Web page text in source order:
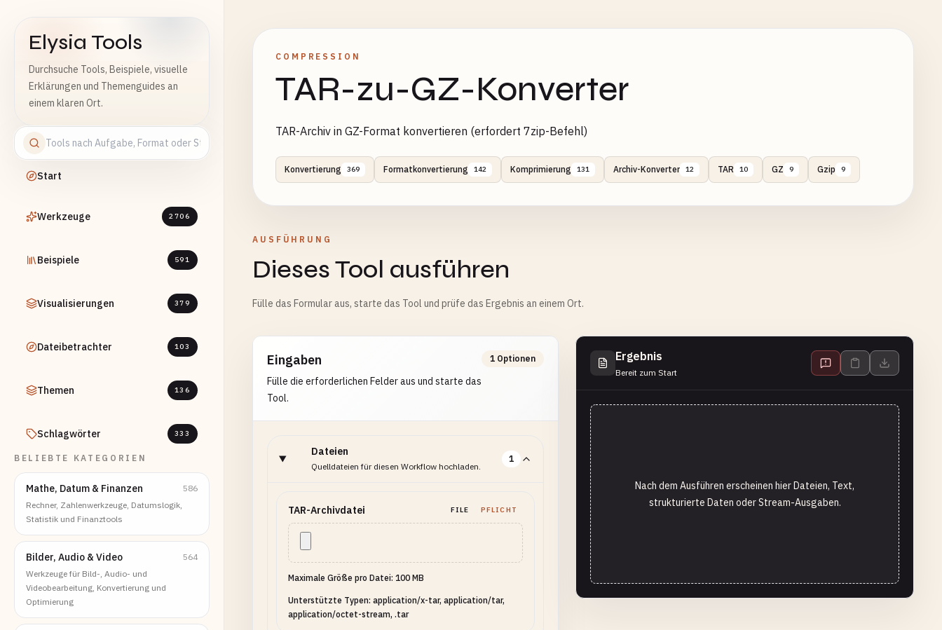
Elysia Tools
Durchsuche Tools, Beispiele, visuelle
Erklärungen und Themenguides an
einem klaren Ort.
Start
Werkzeuge 2706
Beispiele 591
Visualisierungen 379
Dateibetrachter 103
Themen 136
Schlagwörter 333
BELIEBTE KATEGORIEN
Mathe, Datum & Finanzen
586
Rechner, Zahlenwerkzeuge, Datumslogik,
Statistik und Finanztools
Bilder, Audio & Video
564
Werkzeuge für Bild-, Audio- und
Videobearbeitung, Konvertierung und
Optimierung
COMPRESSION
TAR-zu-GZ-Konverter
TAR-Archiv in GZ-Format konvertieren (erfordert 7zip-Befehl)
Konvertierung 369 Formatkonvertierung 142 Komprimierung 131 Archiv-Konverter 12 TAR 10 GZ 9 Gzip 9
AUSFÜHRUNG
Dieses Tool ausführen
Fülle das Formular aus, starte das Tool und prüfe das Ergebnis an einem Ort.
Eingaben
Fülle die erforderlichen Felder aus und starte das
Tool.
1 Optionen
Dateien
Quelldateien für diesen Workflow hochladen.
1
TAR-Archivdatei FILE PFLICHT
Maximale Größe pro Datei: 100 MB
Unterstützte Typen: application/x-tar, application/tar,
application/octet-stream, .tar
Ergebnis
Bereit zum Start
Nach dem Ausführen erscheinen hier Dateien, Text,
strukturierte Daten oder Stream-Ausgaben.